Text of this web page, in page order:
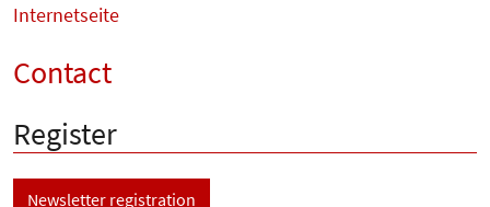
Internetseite
Contact
Register
Newsletter registration